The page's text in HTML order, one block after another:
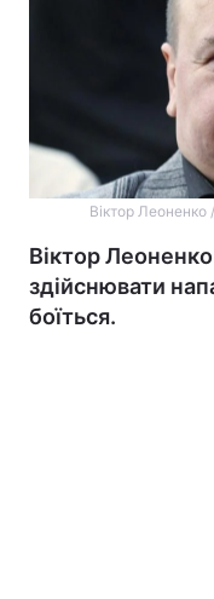
Віктор
Віктор
здійснювати
боїться.